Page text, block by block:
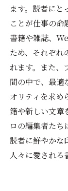
ます。読者にと
ことが仕事の命
書籍や雑誌、
ため、それぞれ
れます。また、
間の中で、最適
オリティを求め
籍や新しい文章
ロの編集者たち
読者に鮮やかな
人々に愛される